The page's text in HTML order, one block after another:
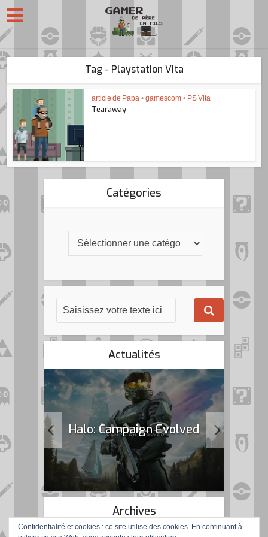
Tag - Playstation Vita
article de Papa • gamescom • PS Vita
Tearaway
Catégories
Actualités
Halo: Campaign Evolved
Archives
Confidentialité et cookies : ce site utilise des cookies. En continuant à